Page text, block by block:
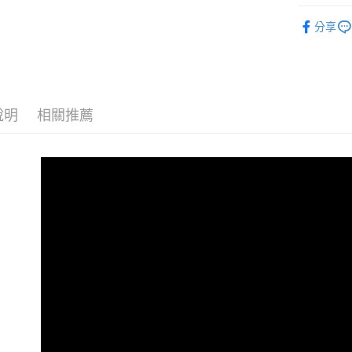
１．透過
7-11取貨
分享
明 相關推薦